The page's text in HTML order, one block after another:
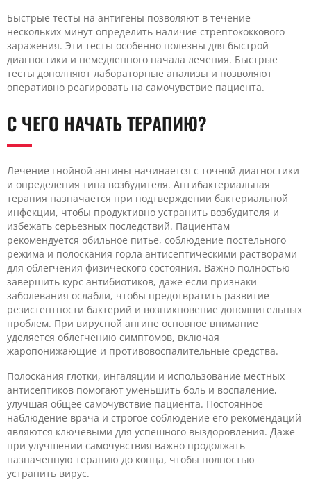
Быстрые тесты на антигены позволяют в течение
нескольких минут определить наличие стрептококкового
заражения. Эти тесты особенно полезны для быстрой
диагностики и немедленного начала лечения. Быстрые
тесты дополняют лабораторные анализы и позволяют
оперативно реагировать на самочувствие пациента.
С ЧЕГО НАЧАТЬ ТЕРАПИЮ?
Лечение гнойной ангины начинается с точной диагностики
и определения типа возбудителя. Антибактериальная
терапия назначается при подтверждении бактериальной
инфекции, чтобы продуктивно устранить возбудителя и
избежать серьезных последствий. Пациентам
рекомендуется обильное питье, соблюдение постельного
режима и полоскания горла антисептическими растворами
для облегчения физического состояния. Важно полностью
завершить курс антибиотиков, даже если признаки
заболевания ослабли, чтобы предотвратить развитие
резистентности бактерий и возникновение дополнительных
проблем. При вирусной ангине основное внимание
уделяется облегчению симптомов, включая
жаропонижающие и противовоспалительные средства.
Полоскания глотки, ингаляции и использование местных
антисептиков помогают уменьшить боль и воспаление,
улучшая общее самочувствие пациента. Постоянное
наблюдение врача и строгое соблюдение его рекомендаций
являются ключевыми для успешного выздоровления. Даже
при улучшении самочувствия важно продолжать
назначенную терапию до конца, чтобы полностью
устранить вирус.